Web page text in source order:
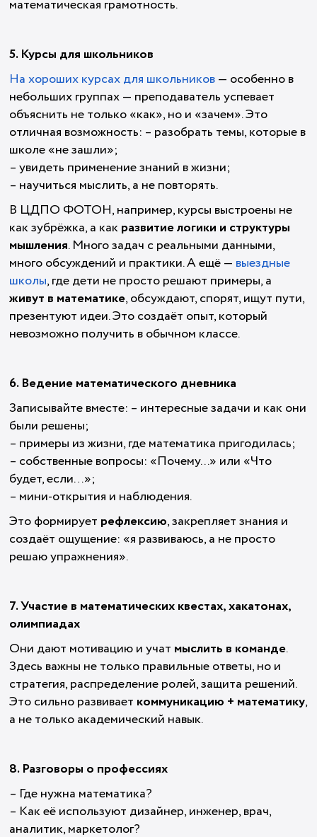
математическая грамотность.
5. Курсы для школьников
На хороших курсах для школьников— особенно в
небольших группах — преподаватель успевает
объяснить не только «как», но и «зачем». Это
отличная возможность: – разобрать темы, которые в
школе «не зашли»;
– увидеть применение знаний в жизни;
– научиться мыслить, а не повторять.
В ЦДПО ФОТОН, например, курсы выстроены не
как зубрёжка, а какразвитие логики и структуры
мышления. Много задач с реальными данными,
много обсуждений и практики. А ещё — выездные
школы, где дети не просто решают примеры, а
живут в математике, обсуждают, спорят, ищут пути,
презентуют идеи. Это создаёт опыт, который
невозможно получить в обычном классе.
6. Ведение математического дневника
Записывайте вместе: – интересные задачи и как они
были решены;
– примеры из жизни, где математика пригодилась;
– собственные вопросы: «Почему...» или «Что
будет, если…»;
– мини-открытия и наблюдения.
Это формирует рефлексию, закрепляет знания и
создаёт ощущение: «я развиваюсь, а не просто
решаю упражнения».
7. Участие в математических квестах, хакатонах,
олимпиадах
Они дают мотивацию и учат мыслить в команде.
Здесь важны не только правильные ответы, но и
стратегия, распределение ролей, защита решений.
Это сильно развивает коммуникацию + математику,
а не только академический навык.
8. Разговоры о профессиях
– Где нужна математика?
– Как её используют дизайнер, инженер, врач,
аналитик, маркетолог?